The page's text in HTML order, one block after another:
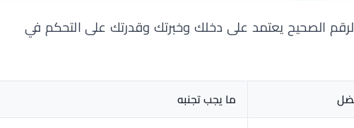
الصحيح يعتمد على دخلك وخبرتك وقدرتك على التحكم في
ما يجب تجنبه